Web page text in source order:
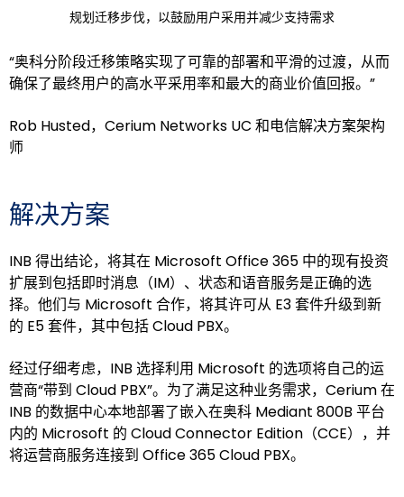
规划迁移步伐，以鼓励用户采用并减少支持需求
“奥科分阶段迁移策略实现了可靠的部署和平滑的过渡，从而
确保了最终用户的高水平采用率和最大的商业价值回报。”
Rob Husted，Cerium Networks UC 和电信解决方案架构
师
解决方案
INB 得出结论，将其在 Microsoft Office 365 中的现有投资
扩展到包括即时消息（IM）、状态和语音服务是正确的选
择。他们与 Microsoft 合作，将其许可从 E3 套件升级到新
的 E5 套件，其中包括 Cloud PBX。
经过仔细考虑，INB 选择利用 Microsoft 的选项将自己的运
营商“带到 Cloud PBX”。为了满足这种业务需求，Cerium 在
INB 的数据中心本地部署了嵌入在奥科 Mediant 800B 平台
内的 Microsoft 的 Cloud Connector Edition（CCE），并
将运营商服务连接到 Office 365 Cloud PBX。